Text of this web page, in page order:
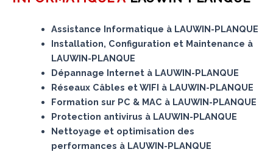
Assistance Informatique à LAUWIN-PLANQUE
Installation, Configuration et Maintenance à
LAUWIN-PLANQUE
Dépannage Internet à LAUWIN-PLANQUE
Réseaux Câbles et WIFI à LAUWIN-PLANQUE
Formation sur PC & MAC à LAUWIN-PLANQUE
Protection antivirus à LAUWIN-PLANQUE
Nettoyage et optimisation des
performances à LAUWIN-PLANQUE